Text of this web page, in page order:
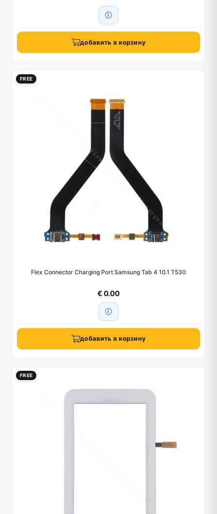
добавить в корзину
FREE
Flex Connector Charging Port Samsung Tab 4 10.1 T530
€ 0.00
добавить в корзину
FREE